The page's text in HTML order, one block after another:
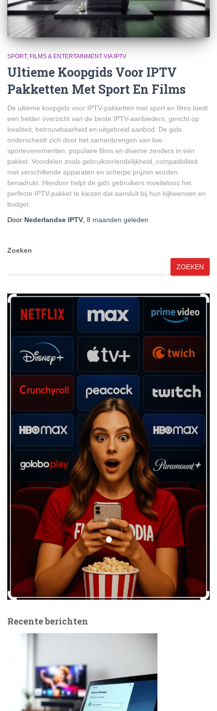
SPORT, FILMS & ENTERTAINMENT VIA IPTV
Ultieme Koopgids Voor IPTV
Pakketten Met Sport En Films
De ultieme koopgids voor IPTV-pakketten met sport en films biedt
een helder overzicht van de beste IPTV-aanbieders, gericht op
kwaliteit, betrouwbaarheid en uitgebreid aanbod. De gids
onderscheidt zich door het samenbrengen van live
sportevenementen, populaire films en diverse zenders in één
pakket. Voordelen zoals gebruiksvriendelijkheid, compatibiliteit
met verschillende apparaten en scherpe prijzen worden
benadrukt. Hierdoor helpt de gids gebruikers moeiteloos het
perfecte IPTV-pakket te kiezen dat aansluit bij hun kijkwensen en
budget.
Door Nederlandse IPTV 8 maanden geleden
Zoeken
ZOEKEN
Recente berichten